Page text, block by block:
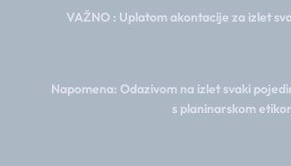
VAŽNO : Uplatom akontacije za izlet
Napomena: Odazivom na izlet svaki
s planinarskom